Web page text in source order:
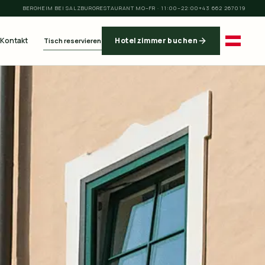
BERGHEIM BEI SALZBURGRESTAURANT MO–FR · 11:00–22:00+43 662 267019
Kontakt Tisch reservieren Hotelzimmer buchen